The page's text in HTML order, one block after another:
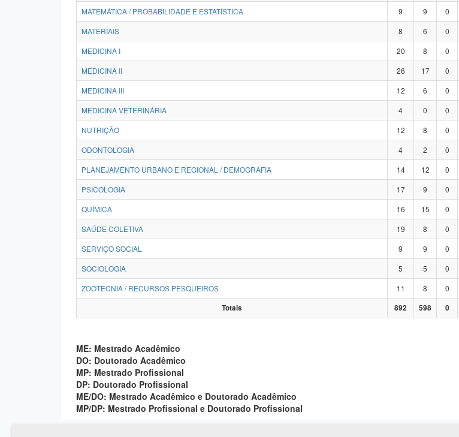
MATEMÁTICA / PROBABILIDADE E ESTATÍSTICA
9 9 0
MATERIAIS
8 6 0
MEDICINA I
20 8 0
MEDICINA II
26 17 0
MEDICINA III
12 6 0
MEDICINA VETERINÁRIA
4 0 0
NUTRIÇÃO
12 8 0
ODONTOLOGIA
4 2 0
PLANEJAMENTO URBANO E REGIONAL / DEMOGRAFIA
14 12 0
PSICOLOGIA
17 9 0
QUÍMICA
16 15 0
SAÚDE COLETIVA
19 8 0
SERVIÇO SOCIAL
9 9 0
SOCIOLOGIA
5 5 0
ZOOTECNIA / RECURSOS PESQUEIROS
11 8 0
Totais
892 598 0
ME: Mestrado Acadêmico
DO: Doutorado Acadêmico
MP: Mestrado Profissional
DP: Doutorado Profissional
ME/DO: Mestrado Acadêmico e Doutorado Acadêmico
MP/DP: Mestrado Profissional e Doutorado Profissional